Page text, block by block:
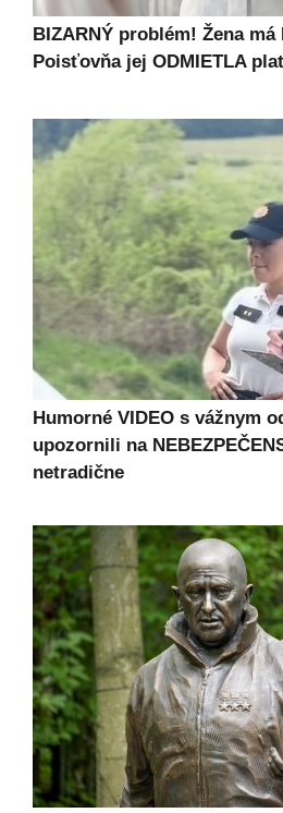
BIZARNÝ problém! Žena má
Poisťovňa jej ODMIETLA
Humorné VIDEO s vážnym
upozornili na
netradične